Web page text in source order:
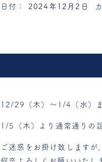
日付： 2024年12月2日 カ
12/29（木）～1/4（水）
1/5（木）より通常通りの
ご迷惑をお掛け致しますが、